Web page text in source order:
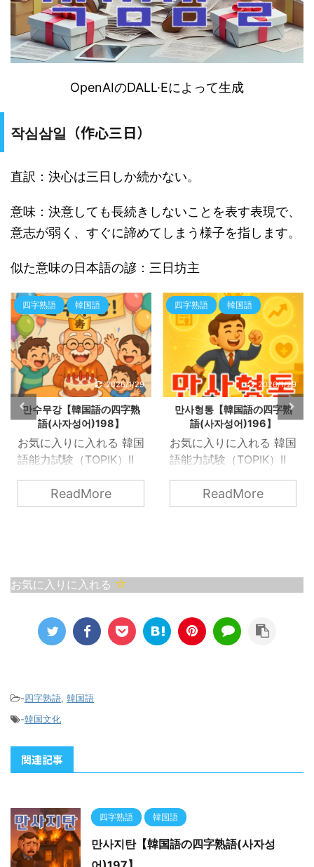
OpenAIのDALL·Eによって生成
작심삼일（作心三日）
直訳：決心は三日しか続かない。
意味：決意しても長続きしないことを表す表現で、
意志が弱く、すぐに諦めてしまう様子を指します。
似た意味の日本語の諺：三日坊主
四字熟語 韓国語
2026/1/29
만수무강【韓国語の四字熟
語(사자성어)198】
お気に入りに入れる 韓国
語能力試験（TOPIK）Ⅱ
にも出てくる韓国の「四
字熟語(사자성어)」を知
ろう！ 만수무강
寿無窮（寿命が限りなく
長い） 意味：非常に長生
く健康で幸せに生きるこ
とを願う表現です。 誕生
「末永く健やかでありま
すように」という祝福の
す。 韓国では特に年配の
方に対して、尊敬と健康
하세요 ...
ReadMore
四字熟語 韓国語
2026/1/29
만사형통【韓国語の四字熟
語(사자성어)196】
お気に入りに入れる 韓国
語能力試験（TOPIK）Ⅱ
にも出てくる韓国の「四
字熟語(사자성어)」を知
ろう！ 만사형통
事がうまくいく 意味：す
べての物事が順調に運
と。 成功や幸運を祈ると
きによく使われる言葉
ReadMore
お気に入りに入れる
-四字熟語, 韓国語
-韓国文化
関連記事
四字熟語 韓国語
만사지탄【韓国語の四字熟語(사자성